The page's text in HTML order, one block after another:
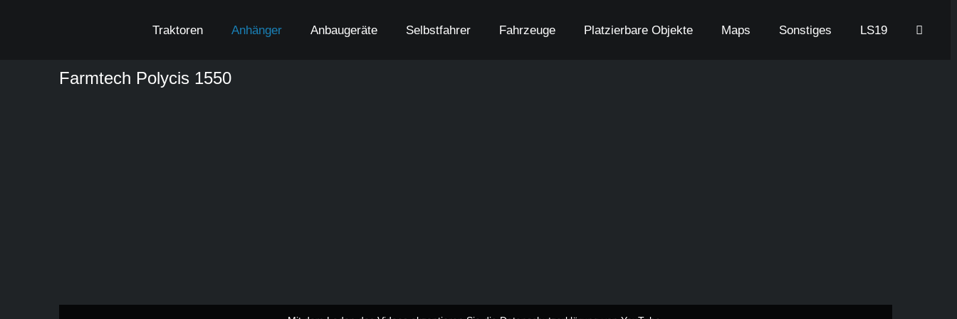
Traktoren Anhänger Anbaugeräte Selbstfahrer Fahrzeuge Platzierbare Objekte Maps Sonstiges LS19
Farmtech Polycis 1550